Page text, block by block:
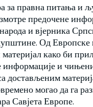
за правна питања и
предочене
и вјерника
Од Европске
како би
и
достављеним
могао да га
Савјета Европе.